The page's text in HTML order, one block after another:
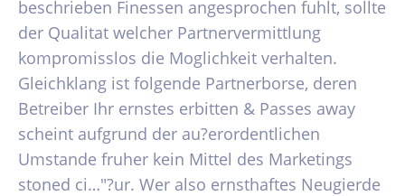
beschrieben Finessen angesprochen fuhlt, sollte
der Qualitat welcher Partnervermittlung
kompromisslos die Moglichkeit verhalten.
Gleichklang ist folgende Partnerborse, deren
Betreiber Ihr ernstes erbitten & Passes away
scheint aufgrund der au?erordentlichen
Umstande fruher kein Mittel des Marketings
stoned ci…"?ur. Wer also ernsthaftes Neugierde